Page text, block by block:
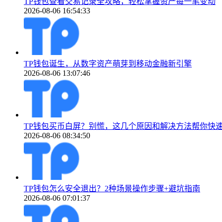
2026-08-06 16:54:33
TP钱包诞生，从数字资产萌芽到移动金融新引擎
2026-08-06 13:07:46
TP钱包买币白屏？别慌，这几个原因和解决方法帮你快
2026-08-06 08:34:50
TP钱包怎么安全退出？2种场景操作步骤+避坑指南
2026-08-06 07:01:37